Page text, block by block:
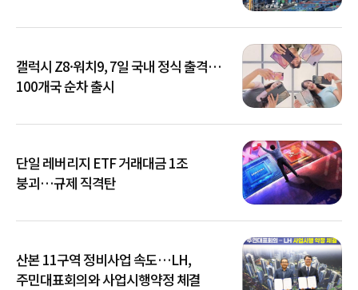
갤럭시 Z8·워치9, 7일 국내 정식 출격…
100개국 순차 출시
단일 레버리지 ETF 거래대금 1조
붕괴…규제 직격탄
산본 11구역 정비사업 속도…LH,
주민대표회의와 사업시행약정 체결